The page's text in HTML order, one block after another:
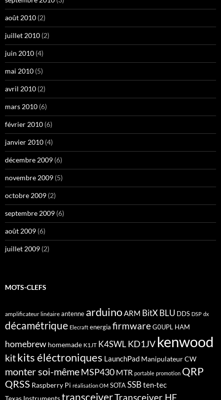
août 2010 (2)
juillet 2010 (2)
juin 2010 (4)
mai 2010 (5)
avril 2010 (2)
mars 2010 (6)
février 2010 (6)
janvier 2010 (4)
décembre 2009 (6)
novembre 2009 (5)
octobre 2009 (2)
septembre 2009 (6)
août 2009 (6)
juillet 2009 (2)
MOTS-CLEFS
amplificateur linéaire antenne arduinoARM BitX BLU DDS DSP dx
décamétrique Elecraft energia firmwareG0UPL HAM
homebrew homemade K1JT K4SWL KD1JV kenwood
kitkits éléctroniques LaunchPad Manipulateur CW
monter soi-mêmeMSP430 MTR portable promotion QRP
QRSS Raspberry Pi réalisation OM SOTASSB ten-tec
Texas InstrumentstransceiverTransceiver HF